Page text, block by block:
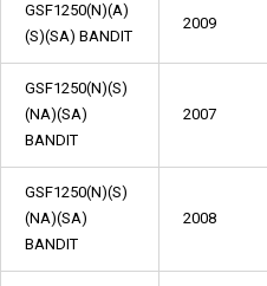
GSF1250(N)(A)
(S)(SA) BANDIT
2009
GSF1250(N)(S)
(NA)(SA)
BANDIT
2007
GSF1250(N)(S)
(NA)(SA)
BANDIT
2008